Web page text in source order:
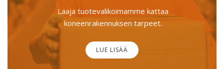
Laaja tuotevalikoimamme kattaa
koneenrakennuksen tarpeet.
LUE LISÄÄ